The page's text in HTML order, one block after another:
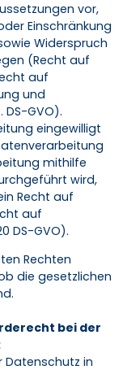
vor,
Einschränkung
Widerspruch
(Recht auf
auf
und
GVO).
eingewilligt
mithilfe
wird,
Recht auf
auf
DS-GVO).
Rechten
die gesetzlichen
bei der
Datenschutz in